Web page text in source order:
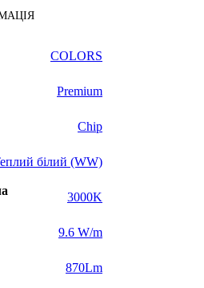
COLORS
Premium
Chip
білий (WW)
3000K
9.6 W/m
870Lm